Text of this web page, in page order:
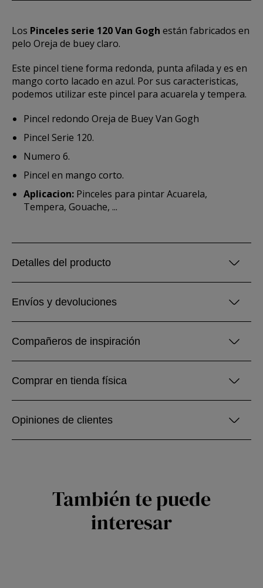
Los Pinceles serie 120 Van Gogh están fabricados en
pelo Oreja de buey claro.
Este pincel tiene forma redonda, punta afilada y es en
mango corto lacado en azul. Por sus caracteristicas,
podemos utilizar este pincel para acuarela y tempera.
Pincel redondo Oreja de Buey Van Gogh
Pincel Serie 120.
Numero 6.
Pincel en mango corto.
Aplicacion: Pinceles para pintar Acuarela,
Tempera, Gouache, ...
Detalles del producto
Envíos y devoluciones
Compañeros de inspiración
Comprar en tienda física
Opiniones de clientes
También te puede
interesar